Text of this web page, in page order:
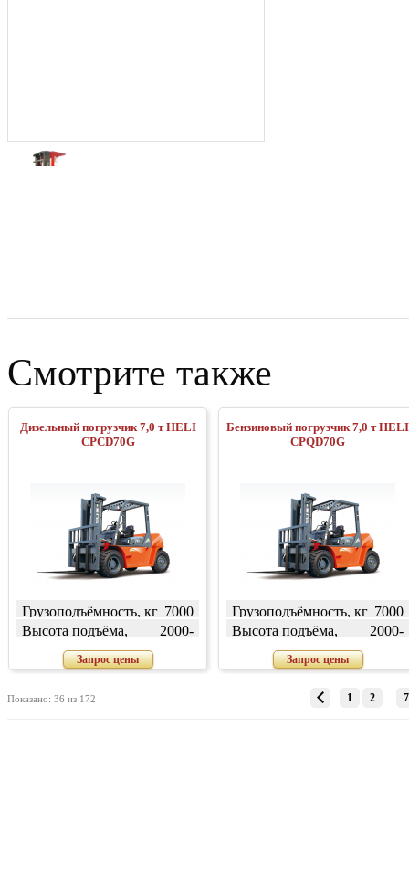
Смотрите также
Дизельный погрузчик 7,0 т HELI
CPCD70G
Грузоподъёмность, кг 7000
Высота подъёма,
2000-
Запрос цены
Бензиновый погрузчик 7,0 т HELI
CPQD70G
Грузоподъёмность, кг 7000
Высота подъёма,
2000-
Запрос цены
Показано: 36 из 172 1 2 ... 7